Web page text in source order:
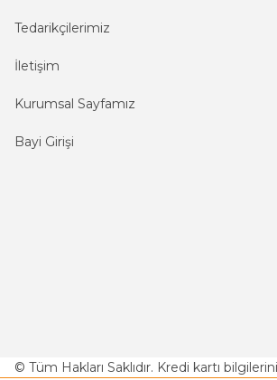
Tedarikçilerimiz
İletişim
Kurumsal Sayfamız
Bayi Girişi
© Tüm Hakları Saklıdır. Kredi kartı